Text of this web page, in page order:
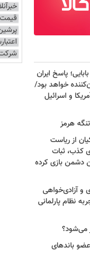
پاسخ ایران
خواهد بود/
و اسرائیل
هرمز
از ریاست
کذب، ثبات
دشمن بازی کرده
و آزادی‌خواهی
نظام پارلمانی
می‌شود؟
وزارت اطلاعات: ۲۱ عامل موساد و ۴ عضو باندهای